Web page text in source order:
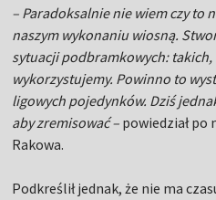
– Paradoksalnie nie wiem czy to
naszym wykonaniu wiosną.
sytuacji podbramkowych: takich,
wykorzystujemy. Powinno to
ligowych pojedynków. Dziś
aby zremisować – powiedział po
Rakowa.
Podkreślił jednak, że nie ma